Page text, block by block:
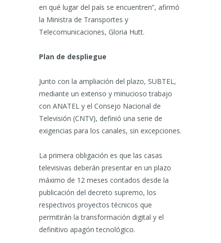
en qué lugar del país se encuentren”, afirmó
la Ministra de Transportes y
Telecomunicaciones, Gloria Hutt.
Plan de despliegue
Junto con la ampliación del plazo, SUBTEL,
mediante un extenso y minucioso trabajo
con ANATEL y el Consejo Nacional de
Televisión (CNTV), definió una serie de
exigencias para los canales, sin excepciones.
La primera obligación es que las casas
televisivas deberán presentar en un plazo
máximo de 12 meses contados desde la
publicación del decreto supremo, los
respectivos proyectos técnicos que
permitirán la transformación digital y el
definitivo apagón tecnológico.